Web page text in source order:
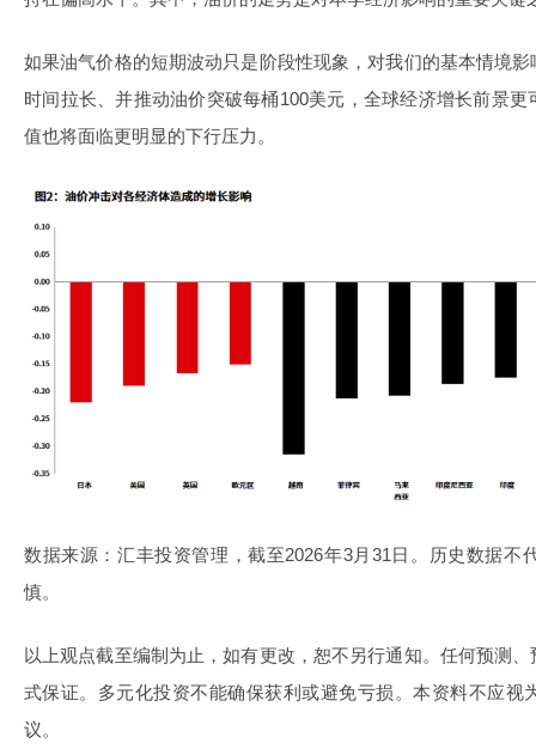
如果油气价格的短期波动只是阶段性现象，对我们的基本情境
时间拉长、并推动油价突破每桶100美元，全球经济增长前景
值也将面临更明显的下行压力。
数据来源：汇丰投资管理，截至2026年3月31日。历史数据不
慎。
以上观点截至编制为止，如有更改，恕不另行通知。任何预测
式保证。多元化投资不能确保获利或避免亏损。本资料不应视
议。